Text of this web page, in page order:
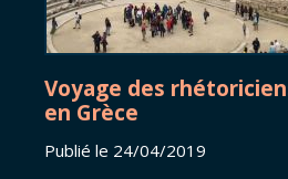
Voyage des
en Grèce
Publié le 24/04/2019